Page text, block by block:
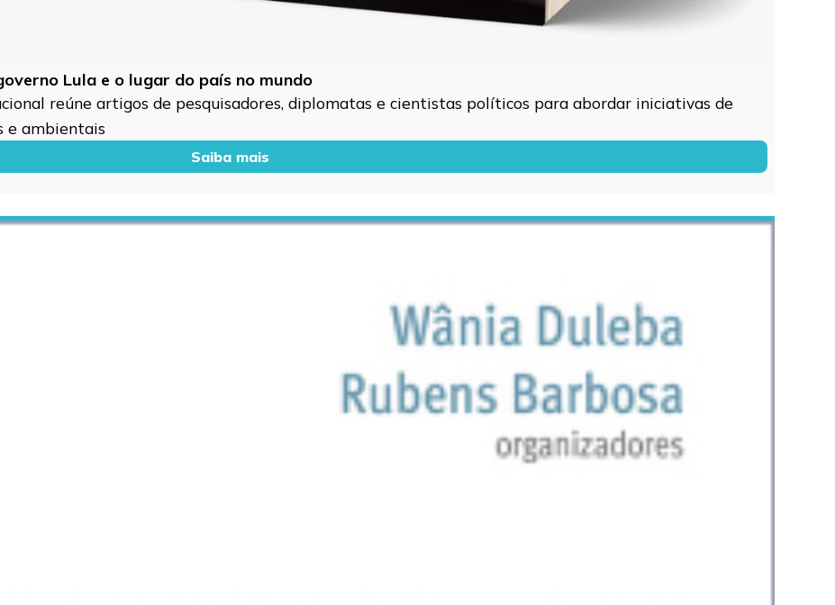
Lula e o lugar do país no mundo
reúne artigos de pesquisadores, diplomatas e cientistas políticos para abordar iniciativas de
e ambientais
Saiba mais